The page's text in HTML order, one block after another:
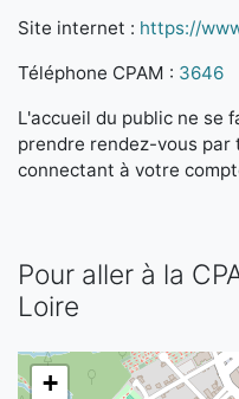
Site internet : https://
Téléphone CPAM : 3646
L'accueil du public ne se
prendre rendez-vous par
connectant à votre
Pour aller à la
Loire
+